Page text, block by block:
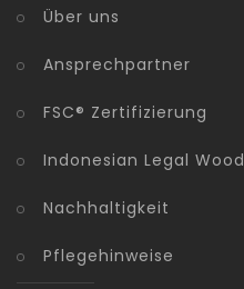
Über uns
Ansprechpartner
FSC® Zertifizierung
Indonesian Legal Wood
Nachhaltigkeit
Pflegehinweise